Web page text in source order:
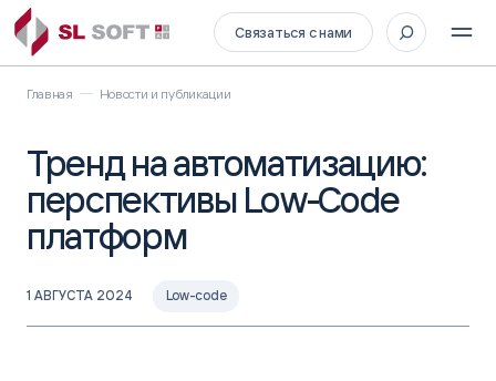
Связаться с нами
Главная Новости и публикации
Тренд на автоматизацию:
перспективы Low-Code
платформ
1 АВГУСТА 2024 Low-code